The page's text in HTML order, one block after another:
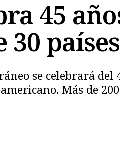
45
30 países
se celebrará del
Más de